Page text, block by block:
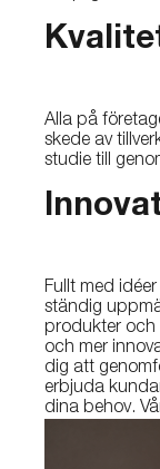
Alla på
skede av
studie till
Fullt med
ständig
produkter och
och mer
dig att
erbjuda
dina behov.